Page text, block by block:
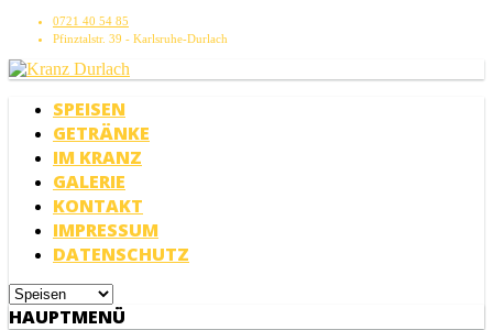
0721 40 54 85
Pfinztalstr. 39 - Karlsruhe-Durlach
SPEISEN
GETRÄNKE
IM KRANZ
GALERIE
KONTAKT
IMPRESSUM
DATENSCHUTZ
HAUPTMENÜ